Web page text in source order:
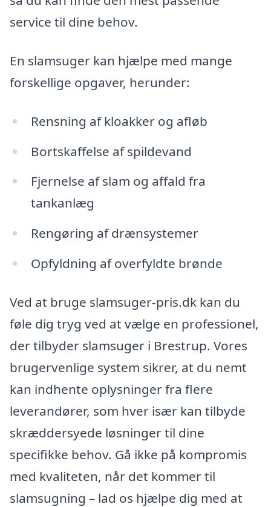
service til dine behov.
En slamsuger kan hjælpe med mange
forskellige opgaver, herunder:
Rensning af kloakker og afløb
Bortskaffelse af spildevand
Fjernelse af slam og affald fra
tankanlæg
Rengøring af drænsystemer
Opfyldning af overfyldte brønde
Ved at bruge slamsuger-pris.dk kan du
føle dig tryg ved at vælge en professionel,
der tilbyder slamsuger i Brestrup. Vores
brugervenlige system sikrer, at du nemt
kan indhente oplysninger fra flere
leverandører, som hver især kan tilbyde
skræddersyede løsninger til dine
specifikke behov. Gå ikke på kompromis
med kvaliteten, når det kommer til
slamsugning – lad os hjælpe dig med at